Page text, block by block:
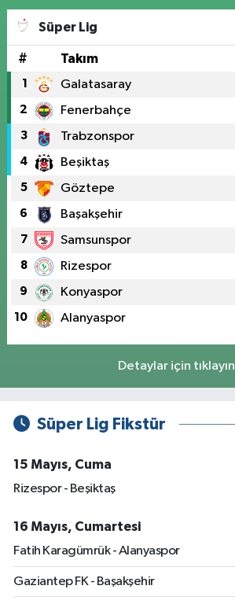
Süper Lig
# Takım
1 Galatasaray
2 Fenerbahçe
3 Trabzonspor
4 Beşiktaş
5 Göztepe
6 Başakşehir
7 Samsunspor
8 Rizespor
9 Konyaspor
10 Alanyaspor
Detaylar için tıklayın
Süper Lig Fikstür
15 Mayıs, Cuma
Rizespor - Beşiktaş
16 Mayıs, Cumartesi
Fatih Karagümrük - Alanyaspor
Gaziantep FK - Başakşehir